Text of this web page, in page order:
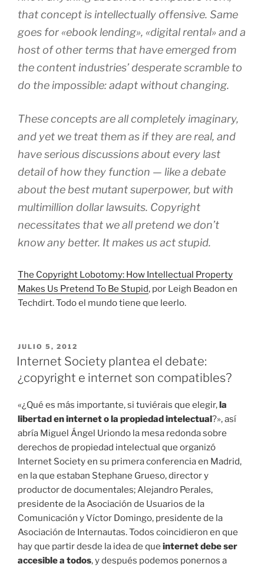
that concept is intellectually offensive. Same
goes for «ebook lending», «digital rental» and a
host of other terms that have emerged from
the content industries’ desperate scramble to
do the impossible: adapt without changing.
These concepts are all completely imaginary,
and yet we treat them as if they are real, and
have serious discussions about every last
detail of how they function — like a debate
about the best mutant superpower, but with
multimillion dollar lawsuits. Copyright
necessitates that we all pretend we don’t
know any better. It makes us act stupid.
The Copyright Lobotomy: How Intellectual Property
Makes Us Pretend To Be Stupid, por Leigh Beadon en
Techdirt. Todo el mundo tiene que leerlo.
PUBLICADO
EL
JULIO 5, 2012
Internet Society plantea el debate:
¿copyright e internet son compatibles?
«¿Qué es más importante, si tuviérais que elegir,la
libertad en internet o la propiedad intelectual?», así
abría Miguel Ángel Uriondo la mesa redonda sobre
derechos de propiedad intelectual que organizó
Internet Society en su primera conferencia en Madrid,
en la que estaban Stephane Grueso, director y
productor de documentales; Alejandro Perales,
presidente de la Asociación de Usuarios de la
Comunicación y Víctor Domingo, presidente de la
Asociación de Internautas. Todos coincidieron en que
hay que partir desde la idea de que internet debe ser
accesible a todos, y después podemos ponernos a